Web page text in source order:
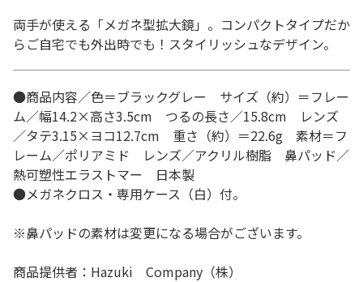
両手が使える「メガネ型拡大鏡」。コンパクトタイプだか
らご自宅でも外出時でも！スタイリッシュなデザイン。
●商品内容／色＝ブラックグレー サイズ（約）＝フレー
ム／幅14.2×高さ3.5cm つるの長さ／15.8cm レンズ
／タテ3.15×ヨコ12.7cm 重さ（約）＝22.6g 素材＝フ
レーム／ポリアミド レンズ／アクリル樹脂 鼻パッド／
熱可塑性エラストマー 日本製
●メガネクロス・専用ケース（白）付。
※鼻パッドの素材は変更になる場合がございます。
商品提供者：Hazuki Company（株）